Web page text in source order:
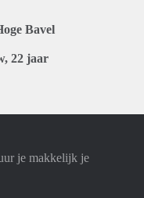
Bavel
22 jaar
je makkelijk je